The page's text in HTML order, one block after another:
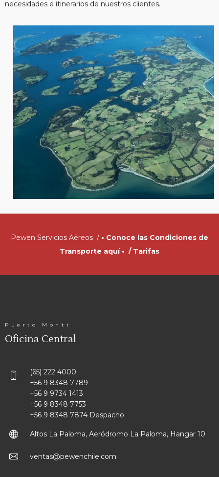
necesidades e itinerarios de nuestros clientes.
Pewen Servicios Aéreos / • Conoce las Condiciones de
Transporte aquí • / Tarifas
Puerto Montt
Oficina Central
(65) 222 4000
+56 9 8348 7789
+56 9 9734 1413
+56 9 8348 7753
+56 9 8348 7874 Despacho
Altos La Paloma, Aeródromo La Paloma, Hangar 10.
ventas@pewenchile.com